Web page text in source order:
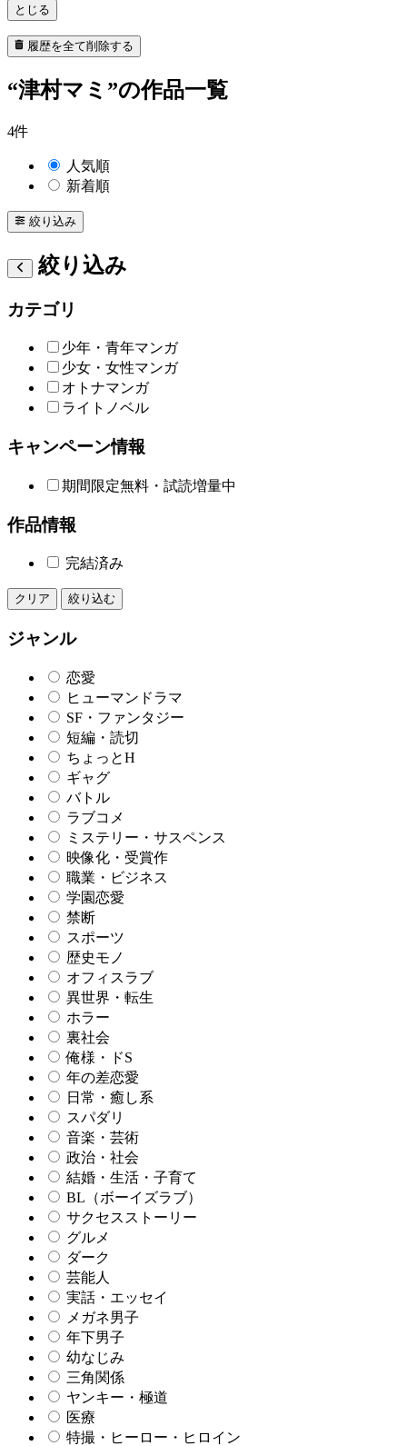
とじる
履歴を全て削除する
“津村マミ”の作品一覧
4件
人気順
新着順
絞り込み
絞り込み
カテゴリ
少年・青年マンガ
少女・女性マンガ
オトナマンガ
ライトノベル
キャンペーン情報
期間限定無料・試読増量中
作品情報
完結済み
クリア 絞り込む
ジャンル
恋愛
ヒューマンドラマ
SF・ファンタジー
短編・読切
ちょっとH
ギャグ
バトル
ラブコメ
ミステリー・サスペンス
映像化・受賞作
職業・ビジネス
学園恋愛
禁断
スポーツ
歴史モノ
オフィスラブ
異世界・転生
ホラー
裏社会
俺様・ドS
年の差恋愛
日常・癒し系
スパダリ
音楽・芸術
政治・社会
結婚・生活・子育て
BL（ボーイズラブ）
サクセスストーリー
グルメ
ダーク
芸能人
実話・エッセイ
メガネ男子
年下男子
幼なじみ
三角関係
ヤンキー・極道
医療
特撮・ヒーロー・ヒロイン